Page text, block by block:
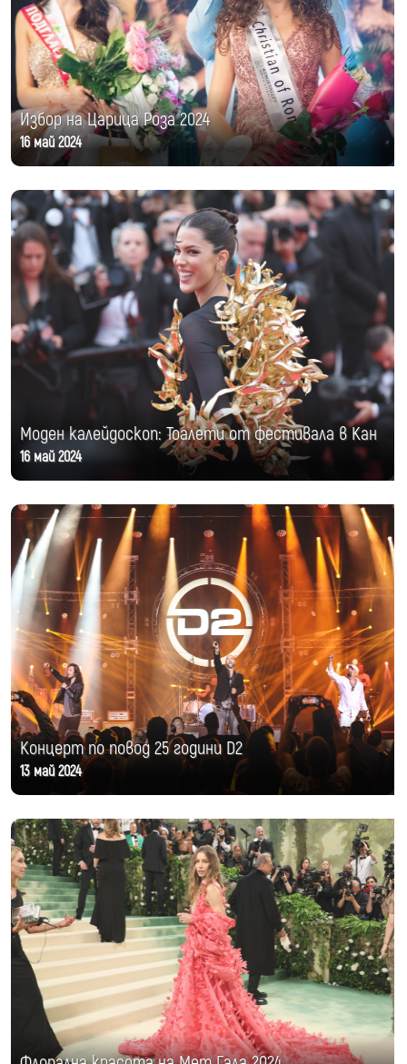
Избор на Царица Роза 2024
16 май 2024
Моден калейдоскоп: Тоалети от фестивала в Кан
16 май 2024
Концерт по повод 25 години D2
13 май 2024